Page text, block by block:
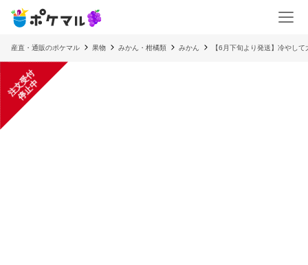
産直・通販のポケマル 果物 みかん・柑橘類 みかん 【6月下旬より発送】冷やし
注
文
受
付
停
止
中